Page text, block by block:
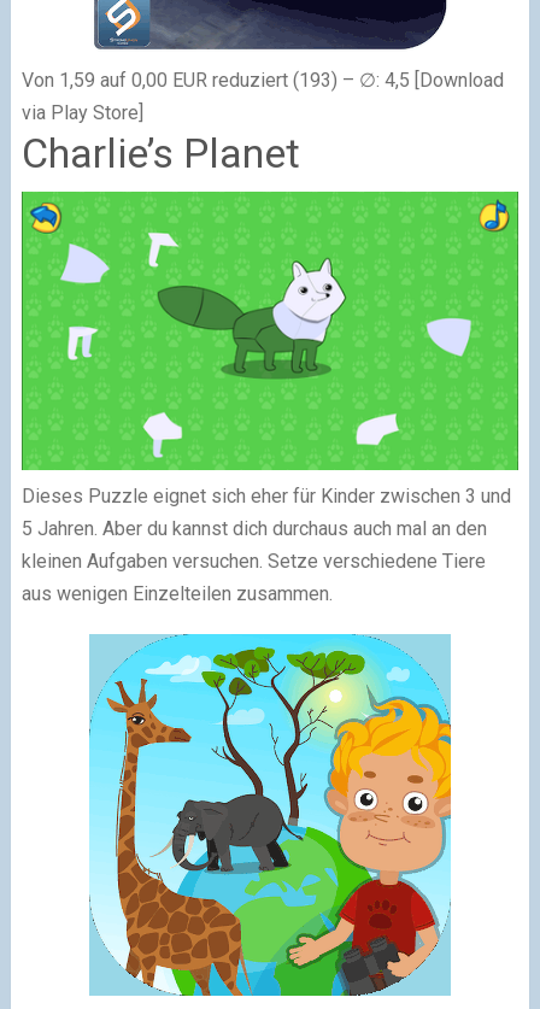
Von 1,59 auf 0,00 EUR reduziert (193) – ∅: 4,5 [Download
via Play Store]
Charlie’s Planet
Dieses Puzzle eignet sich eher für Kinder zwischen 3 und
5 Jahren. Aber du kannst dich durchaus auch mal an den
kleinen Aufgaben versuchen. Setze verschiedene Tiere
aus wenigen Einzelteilen zusammen.